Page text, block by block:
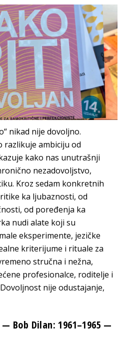
nikad nije dovoljno.
razlikuje ambiciju od
kako nas unutrašnji
nezadovoljstvo,
Kroz sedam konkretnih
ka ljubaznosti, od
od poređenja ka
nudi alate koji su
eksperimente, jezičke
kriterijume i rituale za
stručna i nežna,
profesionalce, roditelje i
nije odustajanje,
Bob Dilan: 1961–1965 —